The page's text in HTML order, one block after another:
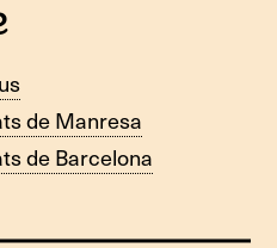
de Manresa
de Barcelona